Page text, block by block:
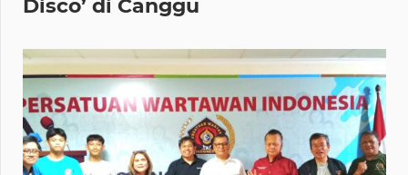
Disco’ di Canggu